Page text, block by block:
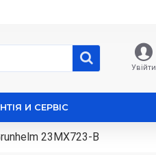
Увійти
И СЕРВІС
23MX723-B